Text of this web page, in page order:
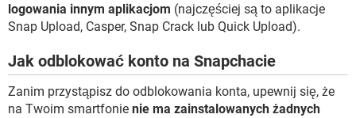
logowania innym aplikacjom (najczęściej są to aplikacje
Snap Upload, Casper, Snap Crack lub Quick Upload).
Jak odblokować konto na Snapchacie
Zanim przystąpisz do odblokowania konta, upewnij się, że
na Twoim smartfonie nie ma zainstalowanych żadnych